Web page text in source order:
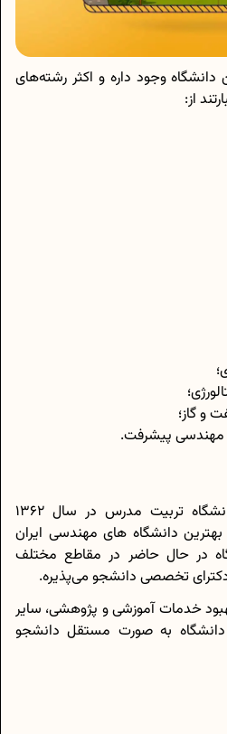
وجود داره و اکثر رشته‌های
از:
و گاز؛
مهندسی پیشرفت.
دانشگاه فنی و مهندسی دانشگاه تربیت مدرس در سال 1362
دانشگاه های مهندسی ایران
در حال حاضر در مقاطع مختلف
تخصصی دانشجو می‌پذیره.
خدمات آموزشی و پژوهشی، سایر
به صورت مستقل دانشجو